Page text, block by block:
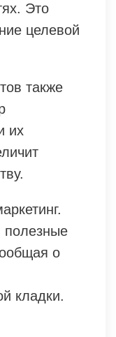
Это
целевой
также
их
полезные
о
кладки.